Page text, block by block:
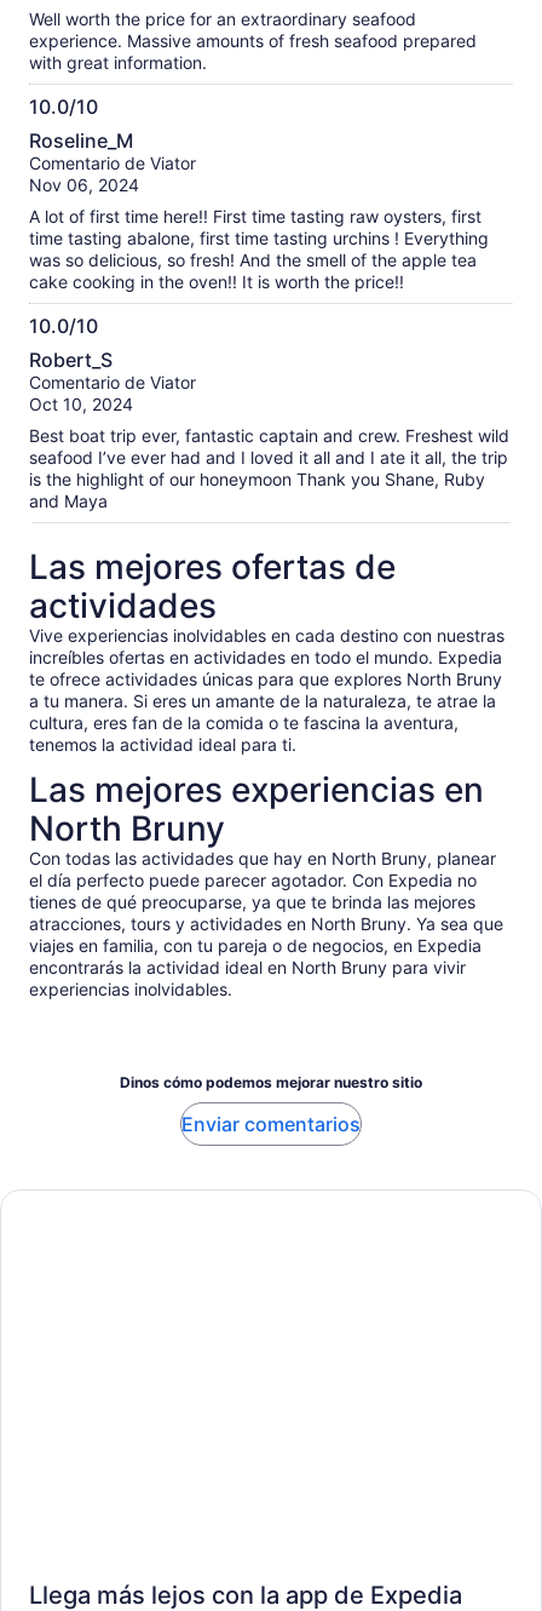
Well worth the price for an extraordinary seafood
experience. Massive amounts of fresh seafood prepared
with great information.
10.0/10
10.0
de
10
Roseline_M
Comentario de Viator
Nov 06, 2024
A lot of first time here!! First time tasting raw oysters, first
time tasting abalone, first time tasting urchins ! Everything
was so delicious, so fresh! And the smell of the apple tea
cake cooking in the oven!! It is worth the price!!
10.0/10
10.0
de
10
Robert_S
Comentario de Viator
Oct 10, 2024
Best boat trip ever, fantastic captain and crew. Freshest wild
seafood I’ve ever had and I loved it all and I ate it all, the trip
is the highlight of our honeymoon Thank you Shane, Ruby
and Maya
Las mejores ofertas de
actividades
Vive experiencias inolvidables en cada destino con nuestras
increíbles ofertas en actividades en todo el mundo. Expedia
te ofrece actividades únicas para que explores North Bruny
a tu manera. Si eres un amante de la naturaleza, te atrae la
cultura, eres fan de la comida o te fascina la aventura,
tenemos la actividad ideal para ti.
Las mejores experiencias en
North Bruny
Con todas las actividades que hay en North Bruny, planear
el día perfecto puede parecer agotador. Con Expedia no
tienes de qué preocuparse, ya que te brinda las mejores
atracciones, tours y actividades en North Bruny. Ya sea que
viajes en familia, con tu pareja o de negocios, en Expedia
encontrarás la actividad ideal en North Bruny para vivir
experiencias inolvidables.
Dinos cómo podemos mejorar nuestro sitio
Enviar comentarios
Llega más lejos con la app de Expedia